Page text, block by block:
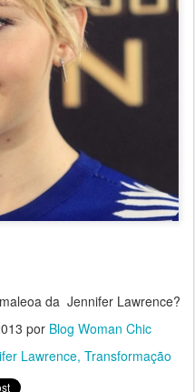
da Jennifer Lawrence?
por Blog Woman Chic
Lawrence Transformação